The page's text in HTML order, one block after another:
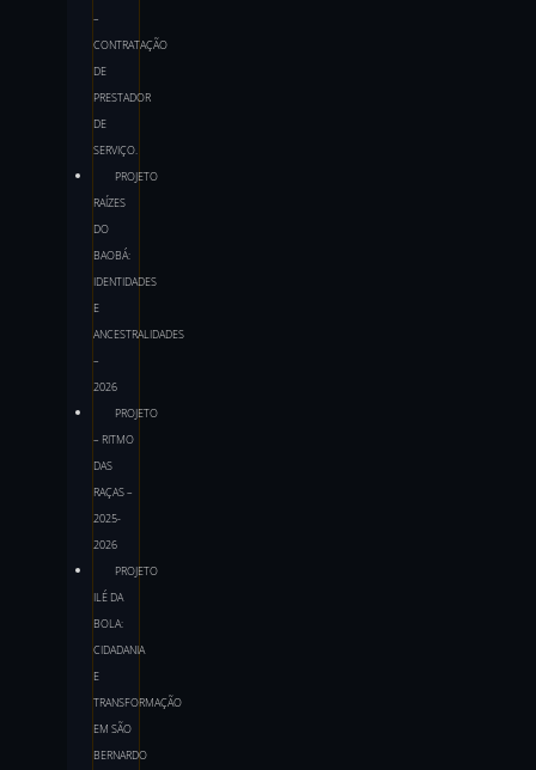
–
CONTRATAÇÃO
DE
PRESTADOR
DE
SERVIÇO.
PROJETO
RAÍZES
DO
BAOBÁ:
IDENTIDADES
E
ANCESTRALIDADES
–
2026
PROJETO
– RITMO
DAS
RAÇAS –
2025-
2026
PROJETO
ILÉ DA
BOLA:
CIDADANIA
E
TRANSFORMAÇÃO
EM SÃO
BERNARDO